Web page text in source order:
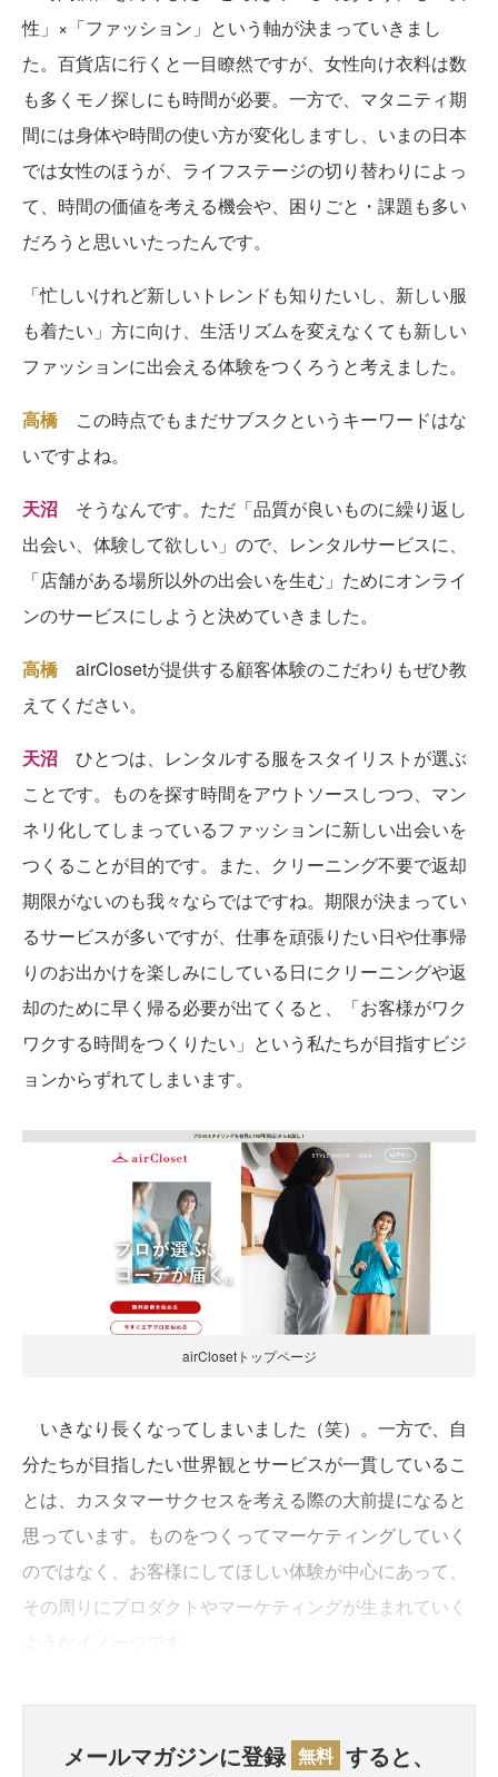
性」×「ファッション」という軸が決まっていきまし
た。百貨店に行くと一目瞭然ですが、女性向け衣料は数
も多くモノ探しにも時間が必要。一方で、マタニティ期
間には身体や時間の使い方が変化しますし、いまの日本
では女性のほうが、ライフステージの切り替わりによっ
て、時間の価値を考える機会や、困りごと・課題も多い
だろうと思いいたったんです。
「忙しいけれど新しいトレンドも知りたいし、新しい服
も着たい」方に向け、生活リズムを変えなくても新しい
ファッションに出会える体験をつくろうと考えました。
高橋この時点でもまだサブスクというキーワードはな
いですよね。
天沼 そうなんです。ただ「品質が良いものに繰り返し
出会い、体験して欲しい」ので、レンタルサービスに、
「店舗がある場所以外の出会いを生む」ためにオンライ
ンのサービスにしようと決めていきました。
高橋airClosetが提供する顧客体験のこだわりもぜひ教
えてください。
天沼 ひとつは、レンタルする服をスタイリストが選ぶ
ことです。ものを探す時間をアウトソースしつつ、マン
ネリ化してしまっているファッションに新しい出会いを
つくることが目的です。また、クリーニング不要で返却
期限がないのも我々ならではですね。期限が決まってい
るサービスが多いですが、仕事を頑張りたい日や仕事帰
りのお出かけを楽しみにしている日にクリーニングや返
却のために早く帰る必要が出てくると、「お客様がワク
ワクする時間をつくりたい」という私たちが目指すビジ
ョンからずれてしまいます。
airClosetトップページ
いきなり長くなってしまいました（笑）。一方で、自
分たちが目指したい世界観とサービスが一貫しているこ
とは、カスタマーサクセスを考える際の大前提になると
思っています。ものをつくってマーケティングしていく
のではなく、お客様にしてほしい体験が中心にあって、
その周りにプロダクトやマーケティングが生まれていく
メールマガジンに登録 無料 すると、